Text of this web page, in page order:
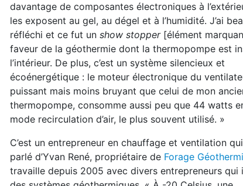
davantage de composantes électroniques à
les exposent au gel, au dégel et à l’humidité. J’ai
réfléchi et ce fut un show stopper[élément
faveur de la géothermie dont la thermopompe est
l’intérieur. De plus, c’est un système silencieux et
écoénergétique : le moteur électronique du
puissant mais moins bruyant que celui de mon
thermopompe, consomme aussi peu que 44 watts
mode recirculation d’air, le plus souvent utilisé. »
C’est un entrepreneur en chauffage et ventilation
parlé d’Yvan René, propriétaire de Forage
travaille depuis 2005 avec divers entrepreneurs qui